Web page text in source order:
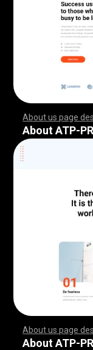
About us page
,,,,,,,,,,,,,,,,,,,
,,,,,,,,,,,,,,,,,,,
,,,,,,,,,,,,,,,,,,,
,,,,,,,,,,,,,,,,,,,
,,,,,,,,,,,,,,,,,,,
,,,,,,,,,,,,,,,,,,,
,,,,,,,,,,,,,,,,,,,
,,,,,,,,,,,,,,,,,,,
About ATP-
About us page
,,,,,,,,,,,,,,,,,,,
,,,,,,,,,,,,,,,,,,,
,,,,,,,,,,,,,,,,,,,
,,,,,,,,,,,,,,,,,,,
,,,,,,,,,,,,,,,,,,,
,,,,,,,,,,,,,,,,,,,
,,,,,,,,,,,,,,,,,,,
,,,,,,,,,,,,,,,,,,,
About ATP-